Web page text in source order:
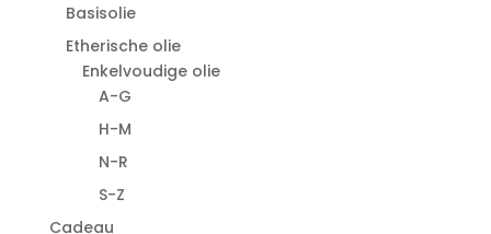
Basisolie
Etherische olie
Enkelvoudige olie
A-G
H-M
N-R
S-Z
Cadeau